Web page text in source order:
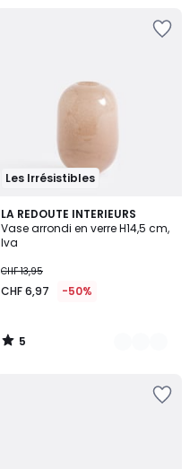
Les Irrésistibles
LA REDOUTE INTERIEURS
Vase arrondi en verre H14,5 cm,
Iva
CHF 13,95
CHF 6,97 -50%
5
/
5
2
Couleurs
5
/